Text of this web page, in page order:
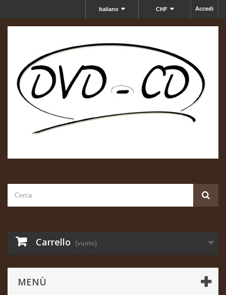
Accedi
CHF
Italiano
Carrello (vuoto)
MENÙ